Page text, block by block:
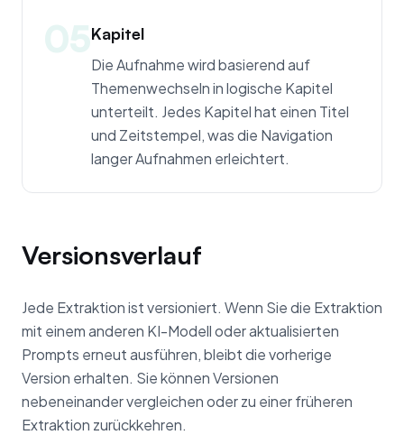
05Kapitel
Die Aufnahme wird basierend auf
Themenwechseln in logische Kapitel
unterteilt. Jedes Kapitel hat einen Titel
und Zeitstempel, was die Navigation
langer Aufnahmen erleichtert.
Versionsverlauf
Jede Extraktion ist versioniert. Wenn Sie die Extraktion
mit einem anderen KI-Modell oder aktualisierten
Prompts erneut ausführen, bleibt die vorherige
Version erhalten. Sie können Versionen
nebeneinander vergleichen oder zu einer früheren
Extraktion zurückkehren.